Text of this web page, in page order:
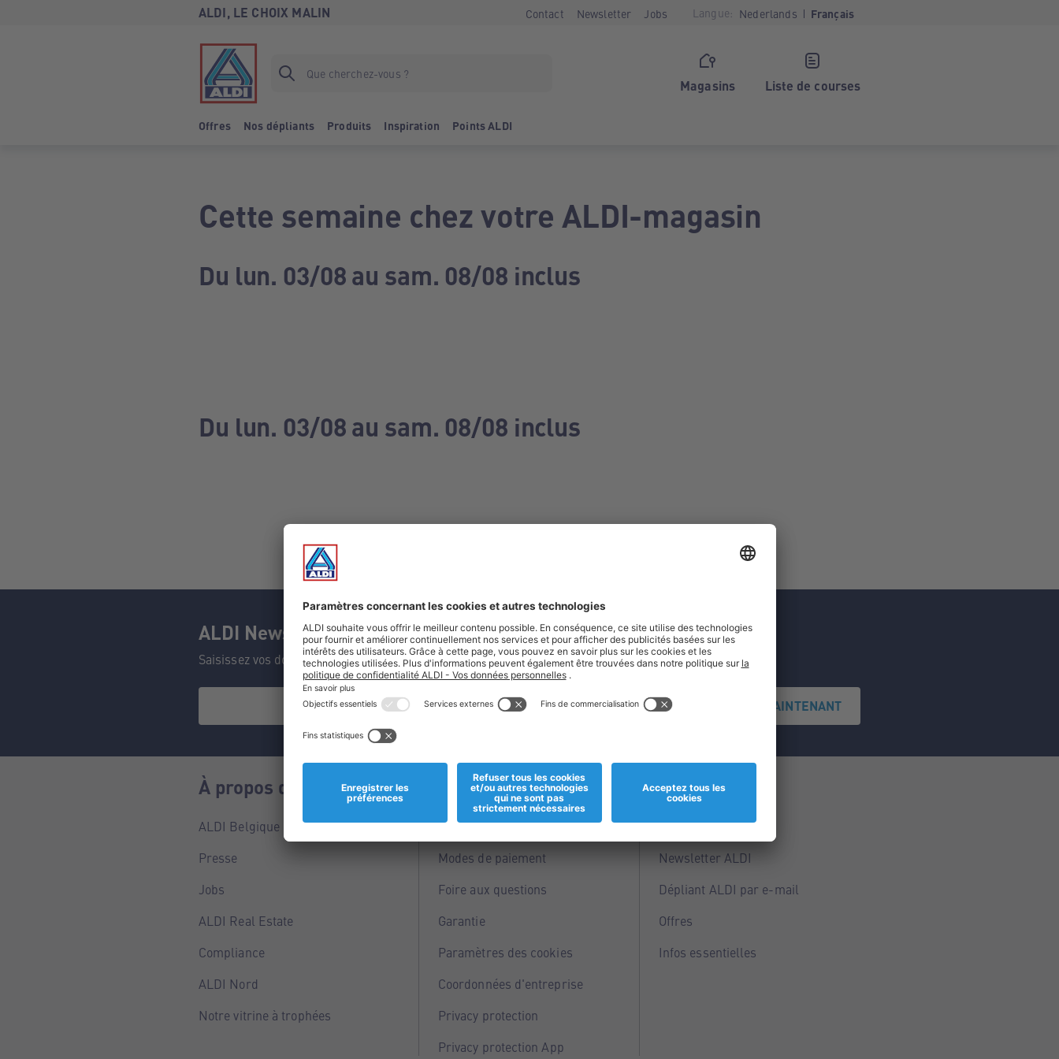
ALDI, LE CHOIX MALIN Contact Newsletter Jobs Langue: Nederlands Français
Magasins Liste de courses
Offres Nos dépliants Produits Inspiration Points ALDI
Cette semaine chez votre ALDI-magasin
Du lun. 03/08 au sam. 08/08 inclus
Du lun. 03/08 au sam. 08/08 inclus
ALDI Newsletter
Saisissez vos données et ne manquez aucune de nos offres.
S'INSCRIRE MAINTENANT
À propos de nous
ALDI Belgique
Presse
Jobs
ALDI Real Estate
Compliance
ALDI Nord
Notre vitrine à trophées
Informations
Magasins
Modes de paiement
Foire aux questions
Garantie
Paramètres des cookies
Coordonnées d'entreprise
Privacy protection
Privacy protection App
Service
Points ALDI
Newsletter ALDI
Dépliant ALDI par e-mail
Offres
Infos essentielles